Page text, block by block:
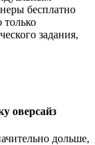
бесплатно
только
задания,
оверсайз
дольше,